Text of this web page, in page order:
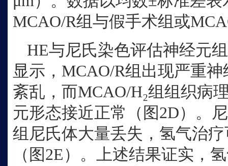
MCAO/R组与假手术组或
HE与尼氏染色评估神经元
显示，MCAO/R组出现严重
紊乱，而MCAO/H₂组组织病
元形态接近正常（图2D）。
组尼氏体大量丢失，氢气治
（图2E）。上述结果证实，